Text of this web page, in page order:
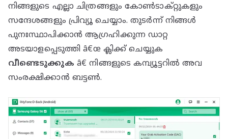
നിങ്ങളുടെ എല്ലാ ചിത്രങ്ങളും കോൺടാക്റ്റുകളും
സന്ദേശങ്ങളും പ്രിവ്യൂ ചെയ്യാം. തുടർന്ന് നിങ്ങൾ
പുനഃസ്ഥാപിക്കാൻ ആഗ്രഹിക്കുന്ന ഡാറ്റ
അടയാളപ്പെടുത്തി â€œ ക്ലിക്ക് ചെയ്യുക
വീണ്ടെടുക്കുക â€ നിങ്ങളുടെ കമ്പ്യൂട്ടറിൽ അവ
സംരക്ഷിക്കാൻ ബട്ടൺ.